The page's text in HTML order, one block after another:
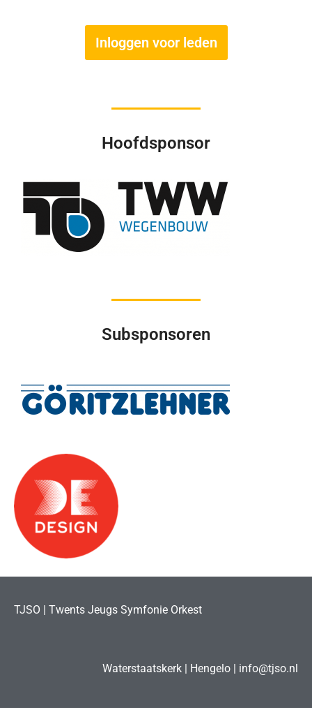
Inloggen voor leden
Hoofdsponsor
Subsponsoren
TJSO | Twents Jeugs Symfonie Orkest
Waterstaatskerk | Hengelo | info@tjso.nl